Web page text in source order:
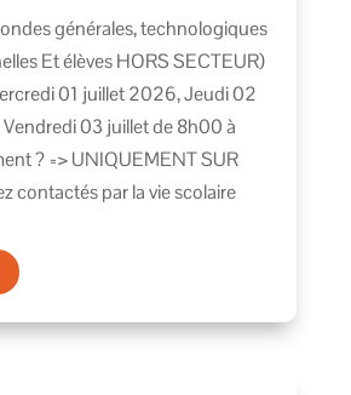
générales, technologiques
Et élèves HORS SECTEUR)
01 juillet 2026, Jeudi 02
03 juillet de 8h00 à
? => UNIQUEMENT SUR
contactés par la vie scolaire